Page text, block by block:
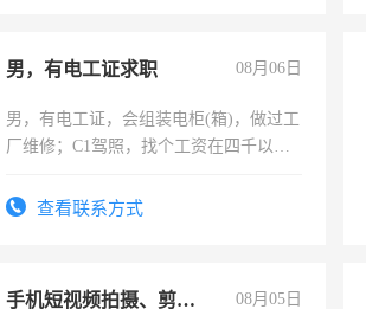
男，有电工证求职 08月06日
男，有电工证，会组装电柜(箱)，做过工
厂维修；C1驾照，找个工资在四千以
电话查看联系方式
手机短视频拍摄、剪辑、抖音快手 08月05日